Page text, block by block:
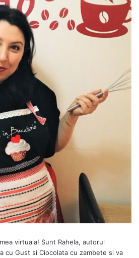
virtuala! Sunt Rahela, autorul
cu Gust si Ciocolata cu zambete si va